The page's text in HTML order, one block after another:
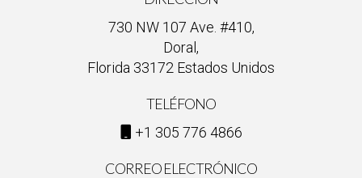
tecnológicas avanzadas y un fuerte sentido de comunidad, la
agencia transforma las carreras de sus agentes,
objetivos. Si aspiras a elevar tu carrera en el sector
inmobiliario, The Valenzuela Group es el socio estratégico que
730 NW 107 Ave. #410,
Doral,
Florida 33172 Estados Unidos
TELÉFONO
+1 305 776 4866
CORREO ELECTRÓNICO